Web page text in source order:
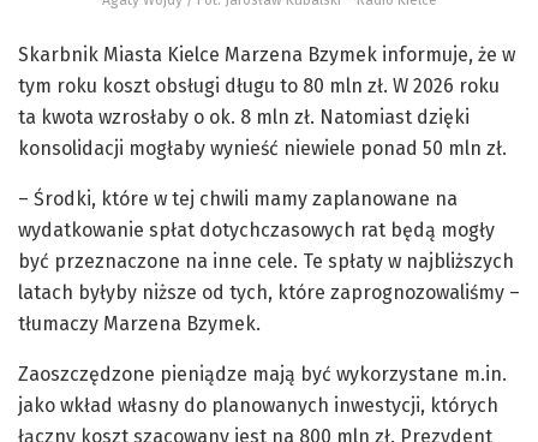
Skarbnik Miasta Kielce Marzena Bzymek informuje, że w
tym roku koszt obsługi długu to 80 mln zł. W 2026 roku
ta kwota wzrosłaby o ok. 8 mln zł. Natomiast dzięki
konsolidacji mogłaby wynieść niewiele ponad 50 mln zł.
– Środki, które w tej chwili mamy zaplanowane na
wydatkowanie spłat dotychczasowych rat będą mogły
być przeznaczone na inne cele. Te spłaty w najbliższych
latach byłyby niższe od tych, które zaprognozowaliśmy –
tłumaczy Marzena Bzymek.
Zaoszczędzone pieniądze mają być wykorzystane m.in.
jako wkład własny do planowanych inwestycji, których
łączny koszt szacowany jest na 800 mln zł. Prezydent